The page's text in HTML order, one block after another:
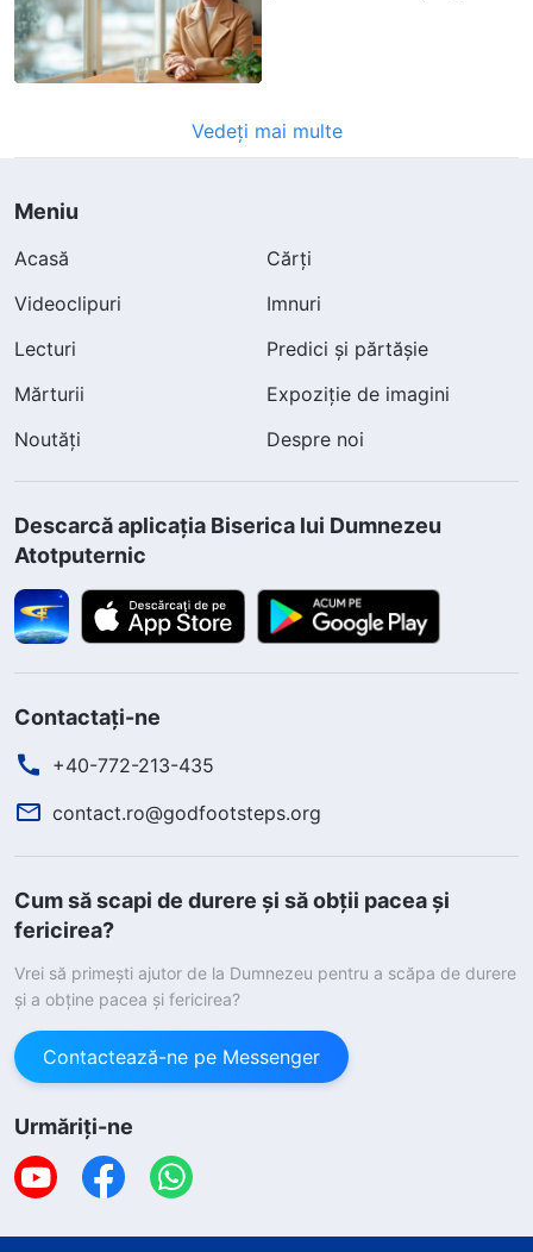
Vedeți mai multe
Meniu
Acasă
Cărți
Videoclipuri
Imnuri
Lecturi
Predici și părtășie
Mărturii
Expoziție de imagini
Noutăți
Despre noi
Descarcă aplicația Biserica lui Dumnezeu
Atotputernic
Contactați-ne
+40-772-213-435
contact.ro@godfootsteps.org
Cum să scapi de durere și să obții pacea și
fericirea?
Vrei să primești ajutor de la Dumnezeu pentru a scăpa de durere
și a obține pacea și fericirea?
Contactează-ne pe Messenger
Urmăriți-ne
Sunteți norocoși să intrați pe acest website,
pentru că veți avea oportunitatea să
întâmpinați revenirea Domnului și să găsiți o
pace și fericire. Doriți să primiți această
binecuvântare de la Dumnezeu?